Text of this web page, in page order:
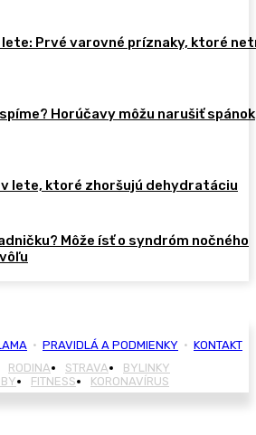
Prvé varovné príznaky, ktoré
Horúčavy môžu narušiť spánok
lete, ktoré zhoršujú dehydratáciu
Môže ísť o syndróm nočného
• PRAVIDLÁ A PODMIENKY • KONTAKT
RODINA STRAVA
BYLINKY
FITNESS KORONAVÍRUS